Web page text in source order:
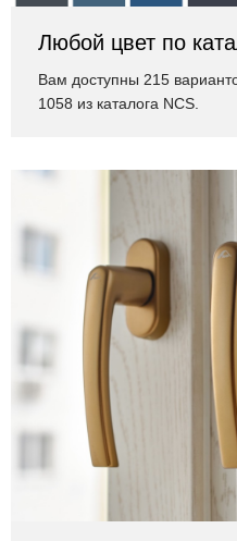
Любой цвет по
Вам доступны 215
1058 из каталога NCS.